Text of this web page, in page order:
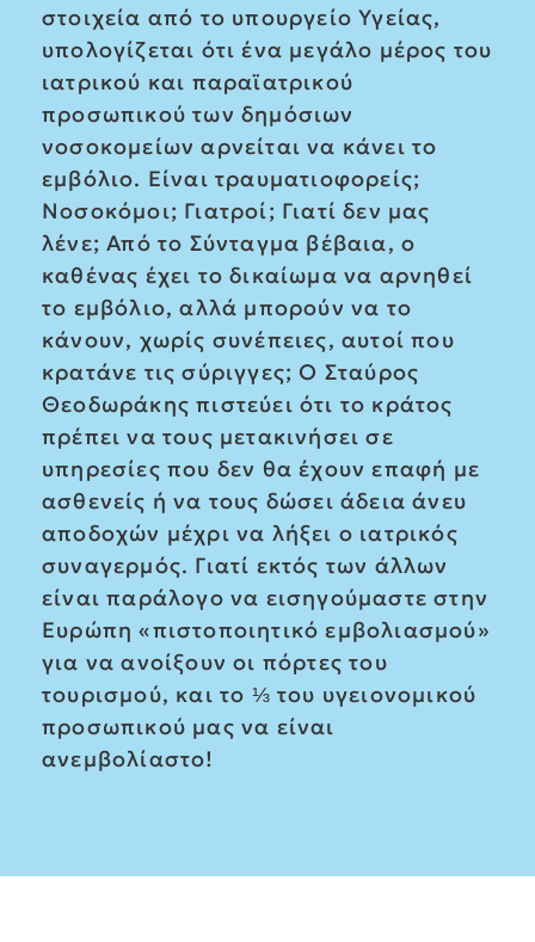
στοιχεία από το υπουργείο Υγείας,
υπολογίζεται ότι ένα μεγάλο μέρος του
ιατρικού και παραϊατρικού
προσωπικού των δημόσιων
νοσοκομείων αρνείται να κάνει το
εμβόλιο. Είναι τραυματιοφορείς;
Νοσοκόμοι; Γιατροί; Γιατί δεν μας
λένε; Από το Σύνταγμα βέβαια, ο
καθένας έχει το δικαίωμα να αρνηθεί
το εμβόλιο, αλλά μπορούν να το
κάνουν, χωρίς συνέπειες, αυτοί που
κρατάνε τις σύριγγες; Ο Σταύρος
Θεοδωράκης πιστεύει ότι το κράτος
πρέπει να τους μετακινήσει σε
υπηρεσίες που δεν θα έχουν επαφή με
ασθενείς ή να τους δώσει άδεια άνευ
αποδοχών μέχρι να λήξει ο ιατρικός
συναγερμός. Γιατί εκτός των άλλων
είναι παράλογο να εισηγούμαστε στην
Ευρώπη «πιστοποιητικό εμβολιασμού»
για να ανοίξουν οι πόρτες του
τουρισμού, και το ⅓ του υγειονομικού
προσωπικού μας να είναι
ανεμβολίαστο!